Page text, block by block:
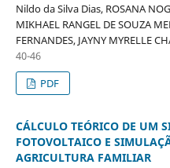
Nildo da Silva Dias, ROSANA
MIKHAEL RANGEL DE SOUZA
FERNANDES, JAYNY MYRELLE
40-46
PDF
CÁLCULO TEÓRICO DE UM
FOTOVOLTAICO E
AGRICULTURA FAMILIAR